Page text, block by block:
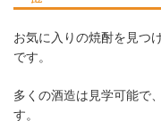
お気に入りの焼酎を見つ
です。
多くの酒造は見学可能で
す。